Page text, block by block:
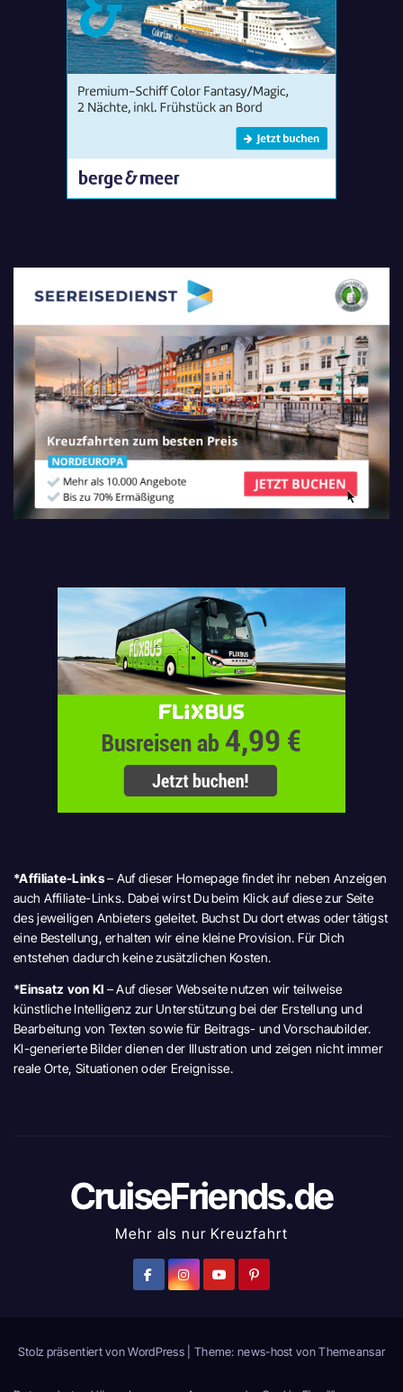
*Affiliate-Links– Auf dieser Homepage findet ihr neben Anzeigen
auch Affiliate-Links. Dabei wirst Du beim Klick auf diese zur Seite
des jeweiligen Anbieters geleitet. Buchst Du dort etwas oder tätigst
eine Bestellung, erhalten wir eine kleine Provision. Für Dich
entstehen dadurch keine zusätzlichen Kosten.
*Einsatz von KI – Auf dieser Webseite nutzen wir teilweise
künstliche Intelligenz zur Unterstützung bei der Erstellung und
Bearbeitung von Texten sowie für Beitrags- und Vorschaubilder.
KI-generierte Bilder dienen der Illustration und zeigen nicht immer
reale Orte, Situationen oder Ereignisse.
CruiseFriends.de
Mehr als nur Kreuzfahrt
Stolz präsentiert von WordPress Theme: news-host vonThemeansar